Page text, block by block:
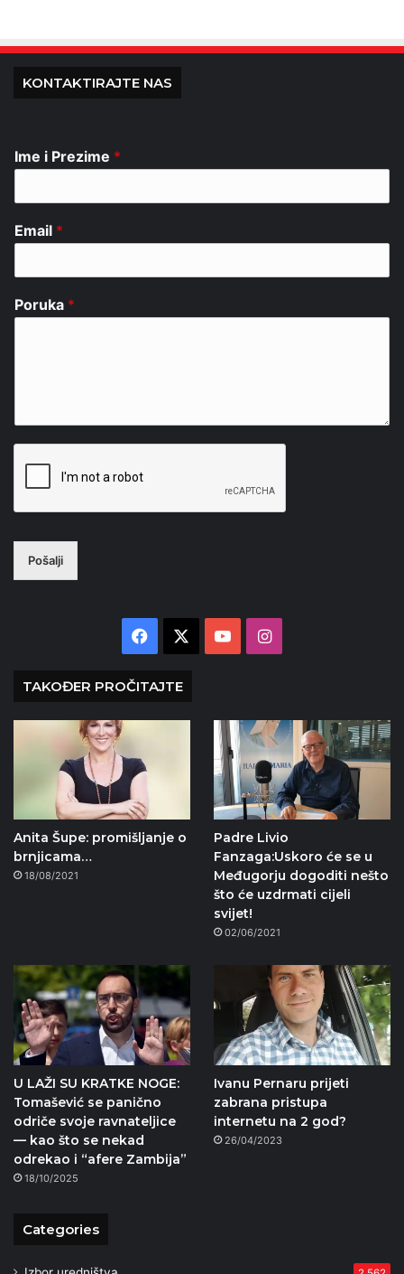
KONTAKTIRAJTE NAS
Ime i Prezime *
Email *
Poruka *
Pošalji
Facebook YouTubeInstagram
TAKOĐER PROČITAJTE
Anita Šupe: promišljanje o
brnjicama…
18/08/2021
Padre Livio
Fanzaga:Uskoro će se u
Međugorju dogoditi nešto
što će uzdrmati cijeli
svijet!
02/06/2021
U LAŽI SU KRATKE NOGE:
Tomašević se panično
odriče svoje ravnateljice
— kao što se nekad
odrekao i “afere Zambija”
18/10/2025
Ivanu Pernaru prijeti
zabrana pristupa
internetu na 2 god?
26/04/2023
Categories